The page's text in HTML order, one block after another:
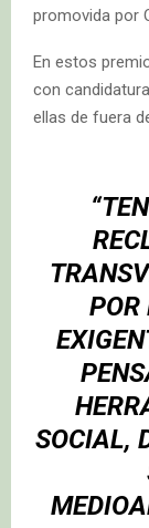
promovida por
En estos
con
ellas de fuera
POR
SOCIAL,